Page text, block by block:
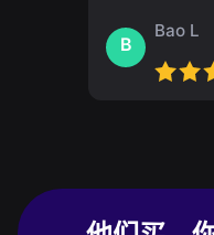
B
Bao L